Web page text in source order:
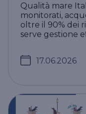
Qualità mare
monitorati,
oltre il 90% dei
serve gestione
17.06.2026